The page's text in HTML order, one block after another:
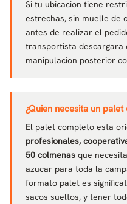
Si tu ubicacion tiene
estrechas, sin muelle de
antes de realizar el
transportista descargara
manipulacion posterior
¿Quien necesita un
El palet completo esta
profesionales,
50 colmenas que
azucar para toda la
formato palet es
sacos sueltos, y tener